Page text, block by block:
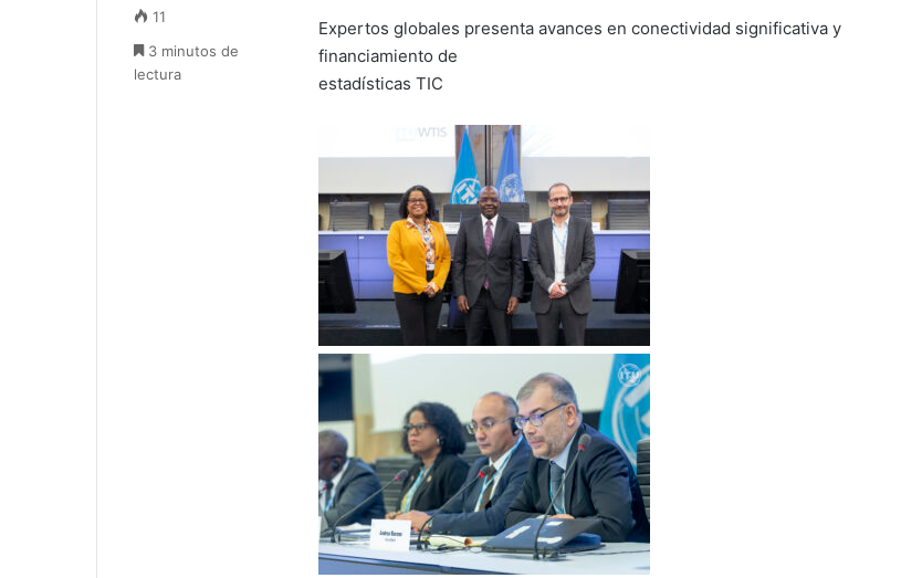
Expertos globales presenta avances en conectividad significativa y
financiamiento de
estadísticas TIC
11
3 minutos de
lectura